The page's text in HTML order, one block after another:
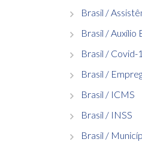
Brasil /
Brasil / Auxílio
Brasil / Covid-
Brasil /
Brasil / ICMS
Brasil / INSS
Brasil /